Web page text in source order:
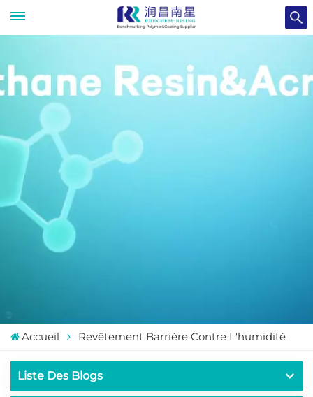
Accueil Revêtement Barrière Contre L'humidité
Liste Des Blogs